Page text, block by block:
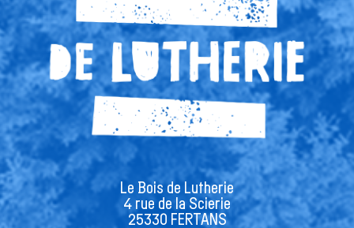
Le Bois de Lutherie
4 rue de la Scierie
25330 FERTANS